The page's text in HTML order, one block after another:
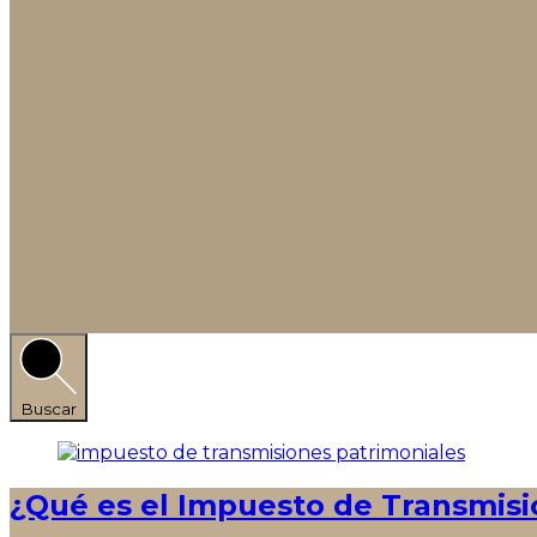
Buscar
¿Qué es el Impuesto de